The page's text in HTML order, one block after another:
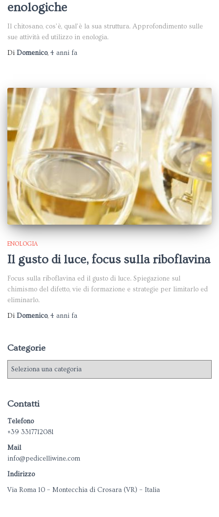
enologiche
Il chitosano, cos’è, qual’è la sua struttura. Approfondimento sulle
sue attività ed utilizzo in enologia.
Di Domenico, 4 anni fa
ENOLOGIA
Il gusto di luce, focus sulla riboflavina
Focus sulla riboflavina ed il gusto di luce. Spiegazione sul
chimismo del difetto, vie di formazione e strategie per limitarlo ed
eliminarlo.
Di Domenico, 4 anni fa
Categorie
g
o
r
e
Contatti
Telefono
+39 3317712081
Mail
info@pedicelliwine.com
Indirizzo
Via Roma 10 – Montecchia di Crosara (VR) – Italia